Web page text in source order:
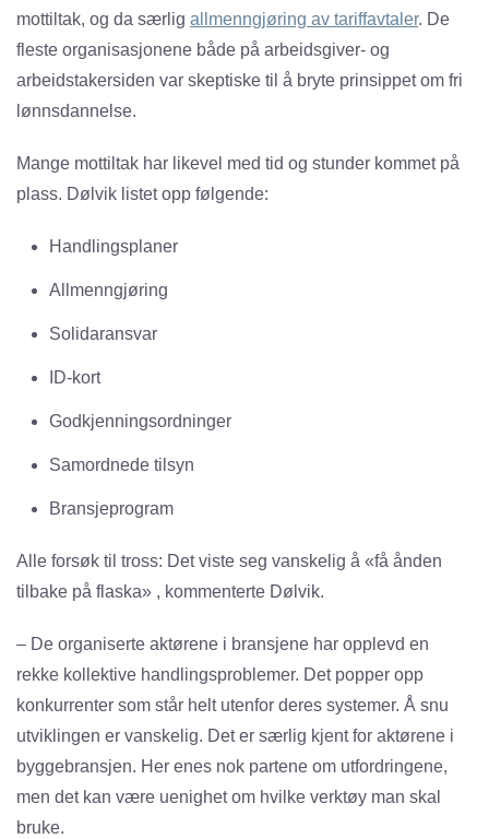
mottiltak, og da særlig allmenngjøring av tariffavtaler. De
fleste organisasjonene både på arbeidsgiver- og
arbeidstakersiden var skeptiske til å bryte prinsippet om fri
lønnsdannelse.
Mange mottiltak har likevel med tid og stunder kommet på
plass. Dølvik listet opp følgende:
Handlingsplaner
Allmenngjøring
Solidaransvar
ID-kort
Godkjenningsordninger
Samordnede tilsyn
Bransjeprogram
Alle forsøk til tross: Det viste seg vanskelig å «få ånden
tilbake på flaska» , kommenterte Dølvik.
– De organiserte aktørene i bransjene har opplevd en
rekke kollektive handlingsproblemer. Det popper opp
konkurrenter som står helt utenfor deres systemer. Å snu
utviklingen er vanskelig. Det er særlig kjent for aktørene i
byggebransjen. Her enes nok partene om utfordringene,
men det kan være uenighet om hvilke verktøy man skal
bruke.